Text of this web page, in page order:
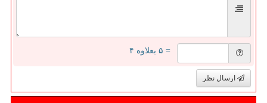
= ۵ بعلاوه ۴
ارسال نظر